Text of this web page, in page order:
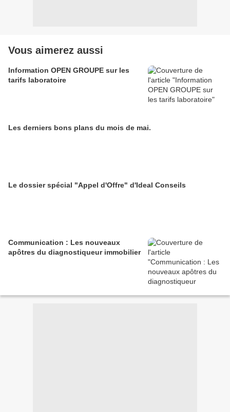
Vous aimerez aussi
Information OPEN GROUPE sur les
tarifs laboratoire
Les derniers bons plans du mois de mai.
Le dossier spécial "Appel d'Offre" d'Ideal Conseils
Communication : Les nouveaux
apôtres du diagnostiqueur immobilier